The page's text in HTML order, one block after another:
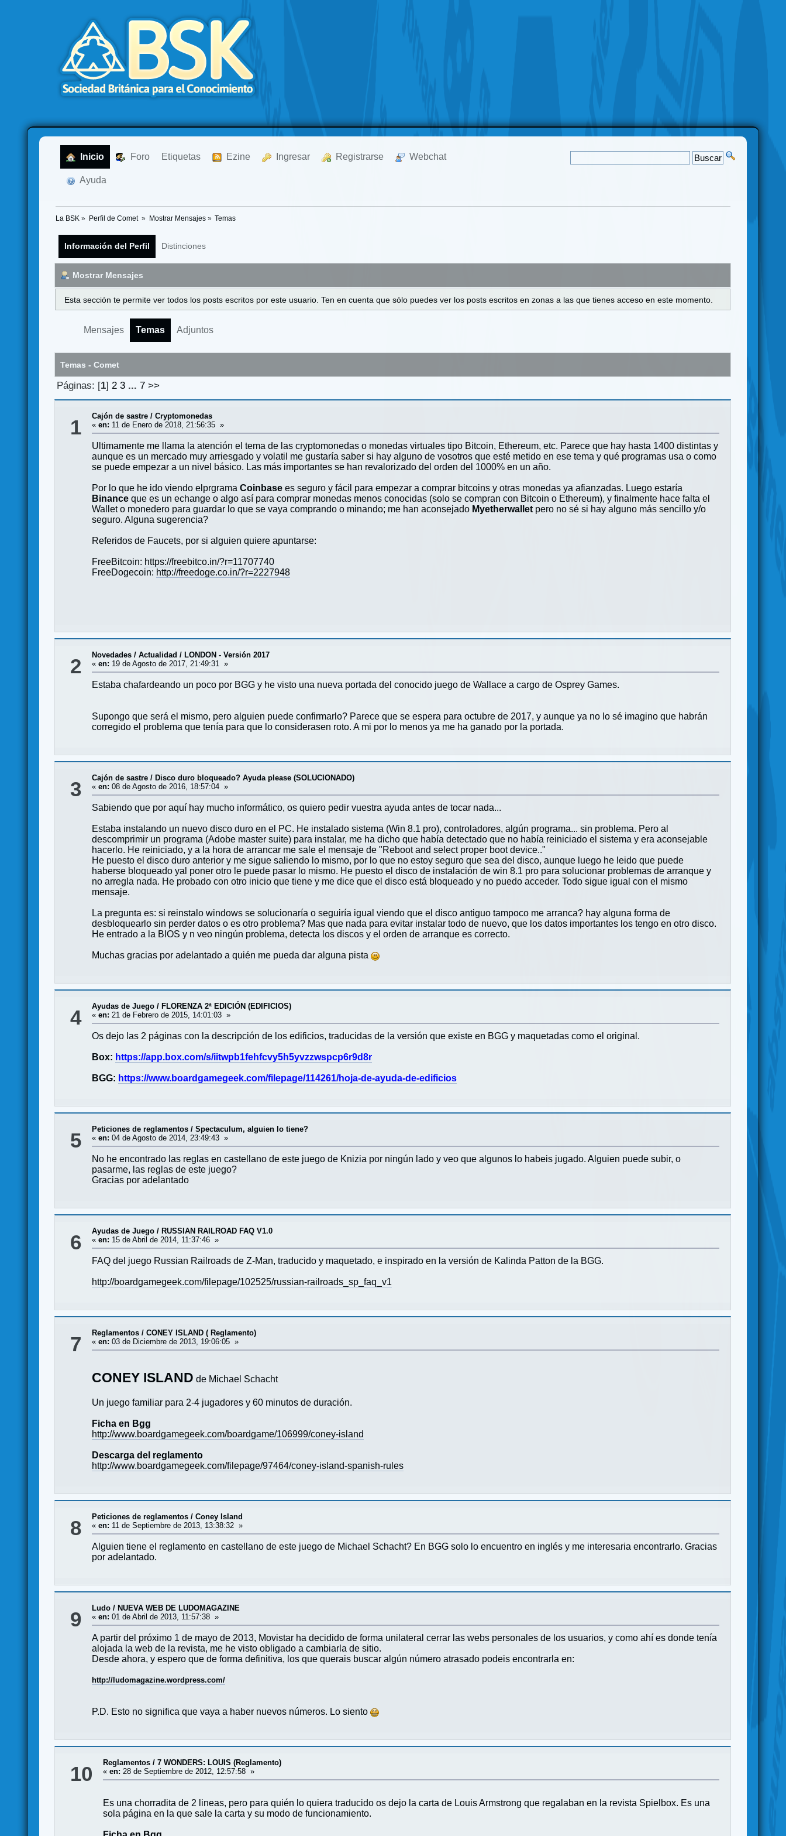
Inicio Foro Etiquetas Ezine Ingresar Registrarse Webchat
Ayuda
La BSK » Perfil de Comet » Mostrar Mensajes» Temas
Información del Perfil Distinciones
Mostrar Mensajes
Esta sección te permite ver todos los posts escritos por este usuario. Ten en cuenta que sólo puedes ver los posts escritos en zonas a las que tienes acceso en este momento.
Mensajes Temas Adjuntos
Temas - Comet
Páginas: [1] 2 3 ... 7 >>
1 Cajón de sastre /Cryptomonedas
«en: 11 de Enero de 2018, 21:56:35 »
Ultimamente me llama la atención el tema de las cryptomonedas o monedas virtuales tipo Bitcoin, Ethereum, etc. Parece que hay hasta 1400 distintas y
aunque es un mercado muy arriesgado y volatil me gustaría saber si hay alguno de vosotros que esté metido en ese tema y qué programas usa o como
se puede empezar a un nivel básico. Las más importantes se han revalorizado del orden del 1000% en un año.
Por lo que he ido viendo elprgramaCoinbase es seguro y fácil para empezar a comprar bitcoins y otras monedas ya afianzadas. Luego estaría
Binance que es un echange o algo así para comprar monedas menos conocidas (solo se compran con Bitcoin o Ethereum), y finalmente hace falta el
Wallet o monedero para guardar lo que se vaya comprando o minando; me han aconsejado Myetherwallet pero no sé si hay alguno más sencillo y/o
seguro. Alguna sugerencia?
Referidos de Faucets, por si alguien quiere apuntarse:
FreeBitcoin: https://freebitco.in/?r=11707740
FreeDogecoin: http://freedoge.co.in/?r=2227948
2 Novedades / Actualidad / LONDON - Versión 2017
«en: 19 de Agosto de 2017, 21:49:31 »
Estaba chafardeando un poco por BGG y he visto una nueva portada del conocido juego de Wallace a cargo de Osprey Games.
Supongo que será el mismo, pero alguien puede confirmarlo? Parece que se espera para octubre de 2017, y aunque ya no lo sé imagino que habrán
corregido el problema que tenía para que lo considerasen roto. A mi por lo menos ya me ha ganado por la portada.
3 Cajón de sastre / Disco duro bloqueado? Ayuda please (SOLUCIONADO)
«en: 08 de Agosto de 2016, 18:57:04 »
Sabiendo que por aquí hay mucho informático, os quiero pedir vuestra ayuda antes de tocar nada...
Estaba instalando un nuevo disco duro en el PC. He instalado sistema (Win 8.1 pro), controladores, algún programa... sin problema. Pero al
descomprimir un programa (Adobe master suite) para instalar, me ha dicho que había detectado que no había reiniciado el sistema y era aconsejable
hacerlo. He reiniciado, y a la hora de arrancar me sale el mensaje de "Reboot and select proper boot device.."
He puesto el disco duro anterior y me sigue saliendo lo mismo, por lo que no estoy seguro que sea del disco, aunque luego he leido que puede
haberse bloqueado yal poner otro le puede pasar lo mismo. He puesto el disco de instalación de win 8.1 pro para solucionar problemas de arranque y
no arregla nada. He probado con otro inicio que tiene y me dice que el disco está bloqueado y no puedo acceder. Todo sigue igual con el mismo
mensaje.
La pregunta es: si reinstalo windows se solucionaría o seguiría igual viendo que el disco antiguo tampoco me arranca? hay alguna forma de
desbloquearlo sin perder datos o es otro problema? Mas que nada para evitar instalar todo de nuevo, que los datos importantes los tengo en otro disco.
He entrado a la BIOS y n veo ningún problema, detecta los discos y el orden de arranque es correcto.
Muchas gracias por adelantado a quién me pueda dar alguna pista
4 Ayudas de Juego / FLORENZA 2ª EDICIÓN (EDIFICIOS)
«en: 21 de Febrero de 2015, 14:01:03 »
Os dejo las 2 páginas con la descripción de los edificios, traducidas de la versión que existe en BGG y maquetadas como el original.
Box: https://app.box.com/s/iitwpb1fehfcvy5h5yvzzwspcp6r9d8r
BGG: https://www.boardgamegeek.com/filepage/114261/hoja-de-ayuda-de-edificios
5 Peticiones de reglamentos /Spectaculum, alguien lo tiene?
«en: 04 de Agosto de 2014, 23:49:43 »
No he encontrado las reglas en castellano de este juego de Knizia por ningún lado y veo que algunos lo habeis jugado. Alguien puede subir, o
pasarme, las reglas de este juego?
Gracias por adelantado
6 Ayudas de Juego / RUSSIAN RAILROAD FAQ V1.0
«en: 15 de Abril de 2014, 11:37:46 »
FAQ del juego Russian Railroads de Z-Man, traducido y maquetado, e inspirado en la versión de Kalinda Patton de la BGG.
http://boardgamegeek.com/filepage/102525/russian-railroads_sp_faq_v1
7 Reglamentos /CONEY ISLAND ( Reglamento)
«en: 03 de Diciembre de 2013, 19:06:05 »
CONEY ISLAND de Michael Schacht
Un juego familiar para 2-4 jugadores y 60 minutos de duración.
Ficha en Bgg
http://www.boardgamegeek.com/boardgame/106999/coney-island
Descarga del reglamento
http://www.boardgamegeek.com/filepage/97464/coney-island-spanish-rules
8 Peticiones de reglamentos /Coney Island
«en: 11 de Septiembre de 2013, 13:38:32 »
Alguien tiene el reglamento en castellano de este juego de Michael Schacht? En BGG solo lo encuentro en inglés y me interesaria encontrarlo. Gracias
por adelantado.
9 Ludo / NUEVA WEB DE LUDOMAGAZINE
«en: 01 de Abril de 2013, 11:57:38 »
A partir del próximo 1 de mayo de 2013, Movistar ha decidido de forma unilateral cerrar las webs personales de los usuarios, y como ahí es donde tenía
alojada la web de la revista, me he visto obligado a cambiarla de sitio.
Desde ahora, y espero que de forma definitiva, los que querais buscar algún número atrasado podeis encontrarla en:
http://ludomagazine.wordpress.com/
P.D. Esto no significa que vaya a haber nuevos números. Lo siento
10 Reglamentos /7 WONDERS: LOUIS (Reglamento)
«en: 28 de Septiembre de 2012, 12:57:58 »
Es una chorradita de 2 lineas, pero para quién lo quiera traducido os dejo la carta de Louis Armstrong que regalaban en la revista Spielbox. Es una
sola página en la que sale la carta y su modo de funcionamiento.